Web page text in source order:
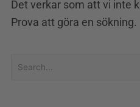
Det verkar som att vi inte
Prova att göra en sökning.